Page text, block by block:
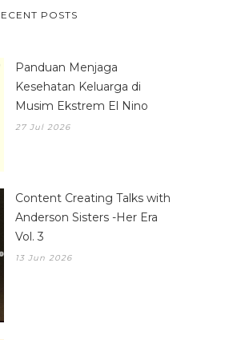
POSTS
Panduan Menjaga
Kesehatan Keluarga di
Musim Ekstrem El Nino
27 Jul 2026
Content Creating Talks with
Anderson Sisters -Her Era
Vol. 3
13 Jun 2026